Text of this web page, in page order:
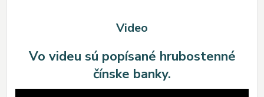
Video
Vo videu sú popísané hrubostenné
čínske banky.